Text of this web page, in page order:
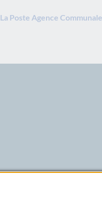
La Poste Agence